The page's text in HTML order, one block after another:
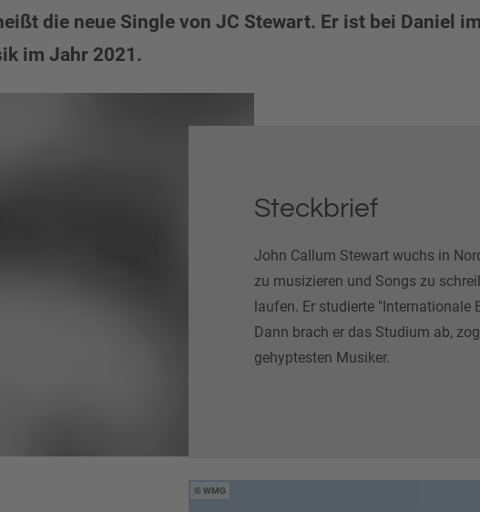
die neue Single von JC Stewart. Er ist bei Daniel
im Jahr 2021.
Steckbrief
John Callum Stewart wuchs in
zu musizieren und Songs zu
laufen. Er studierte "Internationale
Dann brach er das Studium ab,
gehyptesten Musiker.
WMG